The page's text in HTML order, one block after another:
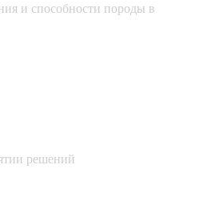
и способности породы в
решений